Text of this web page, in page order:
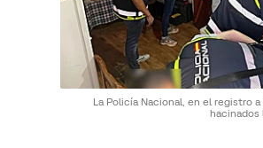
La Policía Nacional, en el registro
hacinados